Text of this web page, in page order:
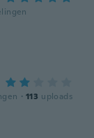
· 113 uploads